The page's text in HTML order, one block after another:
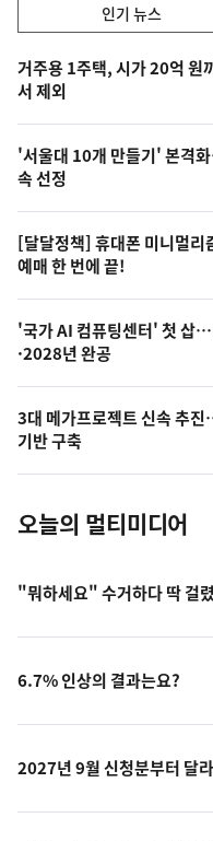
기,
최
신,
오
늘
의
영
상
오
의
사
진
인기 뉴스
기
뉴
스
거주용 1주택, 시가 20억 원
서 제외
'서울대 10개 만들기' 본격
속 선정
[달달정책] 휴대폰 미니멀
예매 한 번에 끝!
'국가 AI 컴퓨팅센터' 첫 삽
·2028년 완공
3대 메가프로젝트 신속 추
기반 구축
오늘의 멀티미디어
"뭐하세요" 수거하다 딱 걸
6.7% 인상의 결과는요?
2027년 9월 신청분부터 달